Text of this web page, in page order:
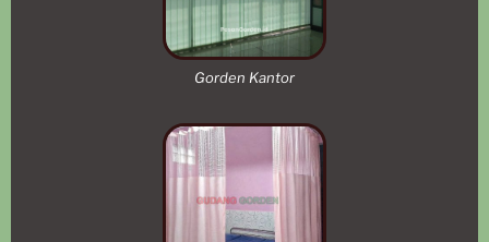
Gorden Kantor